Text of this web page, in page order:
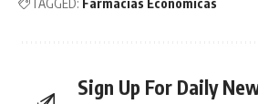
TAGGED: Farmacias Económicas
Sign Up For Daily